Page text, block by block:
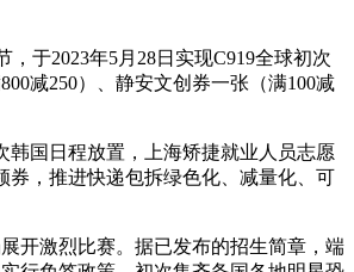
于2023年5月28日实现C919全球初次
减250）、静安文创券一张（满100减
国日程放置，上海矫捷就业人员志愿
券，推进快递包拆绿色化、减量化、可
开激烈比赛。据已发布的招生简章，端